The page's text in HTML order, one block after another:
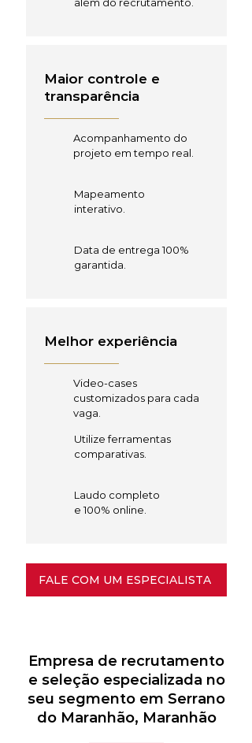
Maior controle e
transparência
Acompanhamento do
projeto em tempo real.
Mapeamento
interativo.
Data de entrega 100%
garantida.
Melhor experiência
Video-cases
customizados para cada
vaga.
Utilize ferramentas
comparativas.
Laudo completo
e 100% online.
FALE COM UM ESPECIALISTA
Empresa de recrutamento
e seleção especializada no
seu segmento em Serrano
do Maranhão, Maranhão